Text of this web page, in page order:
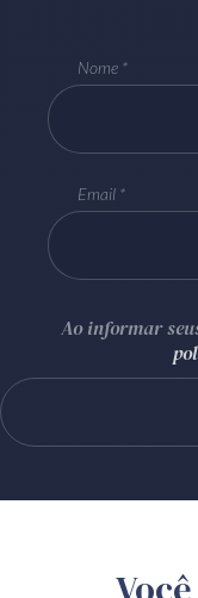
Nome
Email
Ao informar